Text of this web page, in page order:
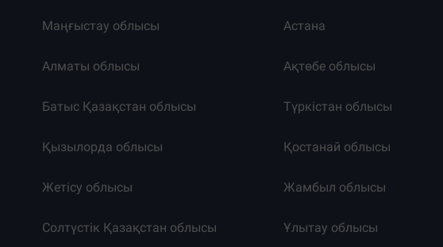
Маңғыстау облысы Астана
Алматы облысы Ақтөбе облысы
Батыс Қазақстан облысы Түркістан облысы
Қызылорда облысы Қостанай облысы
Жетісу облысы Жамбыл облысы
Солтүстік Қазақстан облысы Ұлытау облысы